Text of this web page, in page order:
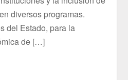
diversos programas.
del Estado, para la
de […]